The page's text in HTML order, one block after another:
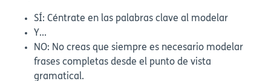
SÍ: Céntrate en las palabras clave al modelar
Y...
NO: No creas que siempre es necesario modelar
frases completas desde el punto de vista
gramatical.